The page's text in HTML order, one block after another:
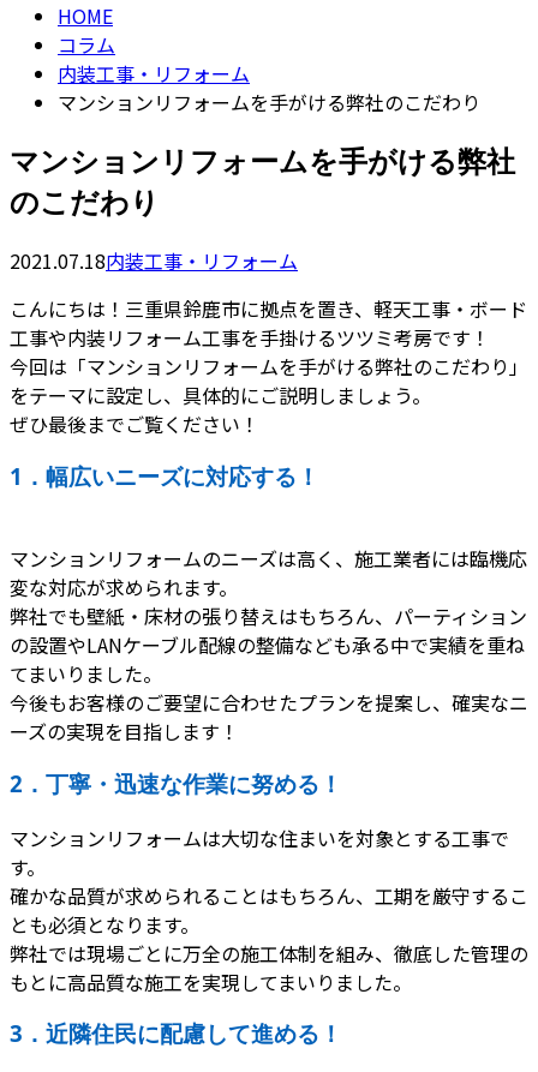
HOME
コラム
内装工事・リフォーム
マンションリフォームを手がける弊社のこだわり
マンションリフォームを手がける弊社
のこだわり
2021.07.18内装工事・リフォーム
こんにちは！三重県鈴鹿市に拠点を置き、軽天工事・ボード
工事や内装リフォーム工事を手掛けるツツミ考房です！
今回は「マンションリフォームを手がける弊社のこだわり」
をテーマに設定し、具体的にご説明しましょう。
ぜひ最後までご覧ください！
1．幅広いニーズに対応する！
マンションリフォームのニーズは高く、施工業者には臨機応
変な対応が求められます。
弊社でも壁紙・床材の張り替えはもちろん、パーティション
の設置やLANケーブル配線の整備なども承る中で実績を重ね
てまいりました。
今後もお客様のご要望に合わせたプランを提案し、確実なニ
ーズの実現を目指します！
2．丁寧・迅速な作業に努める！
マンションリフォームは大切な住まいを対象とする工事で
す。
確かな品質が求められることはもちろん、工期を厳守するこ
とも必須となります。
弊社では現場ごとに万全の施工体制を組み、徹底した管理の
もとに高品質な施工を実現してまいりました。
3．近隣住民に配慮して進める！